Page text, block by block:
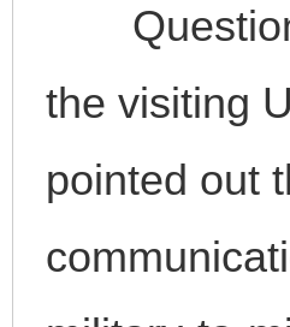
Question:
the visiting
pointed out